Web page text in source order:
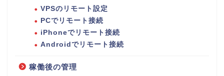
VPSのリモート設定
PCでリモート接続
iPhoneでリモート接続
Androidでリモート接続
稼働後の管理